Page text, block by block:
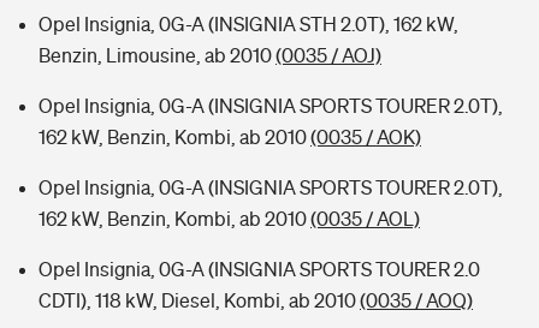
Opel Insignia, 0G-A (INSIGNIA STH 2.0T), 162 kW,
Benzin, Limousine, ab 2010(0035 / AOJ)
Opel Insignia, 0G-A (INSIGNIA SPORTS TOURER 2.0T),
162 kW, Benzin, Kombi, ab 2010(0035 / AOK)
Opel Insignia, 0G-A (INSIGNIA SPORTS TOURER 2.0T),
162 kW, Benzin, Kombi, ab 2010(0035 / AOL)
Opel Insignia, 0G-A (INSIGNIA SPORTS TOURER 2.0
CDTI), 118 kW, Diesel, Kombi, ab 2010(0035 / AOQ)